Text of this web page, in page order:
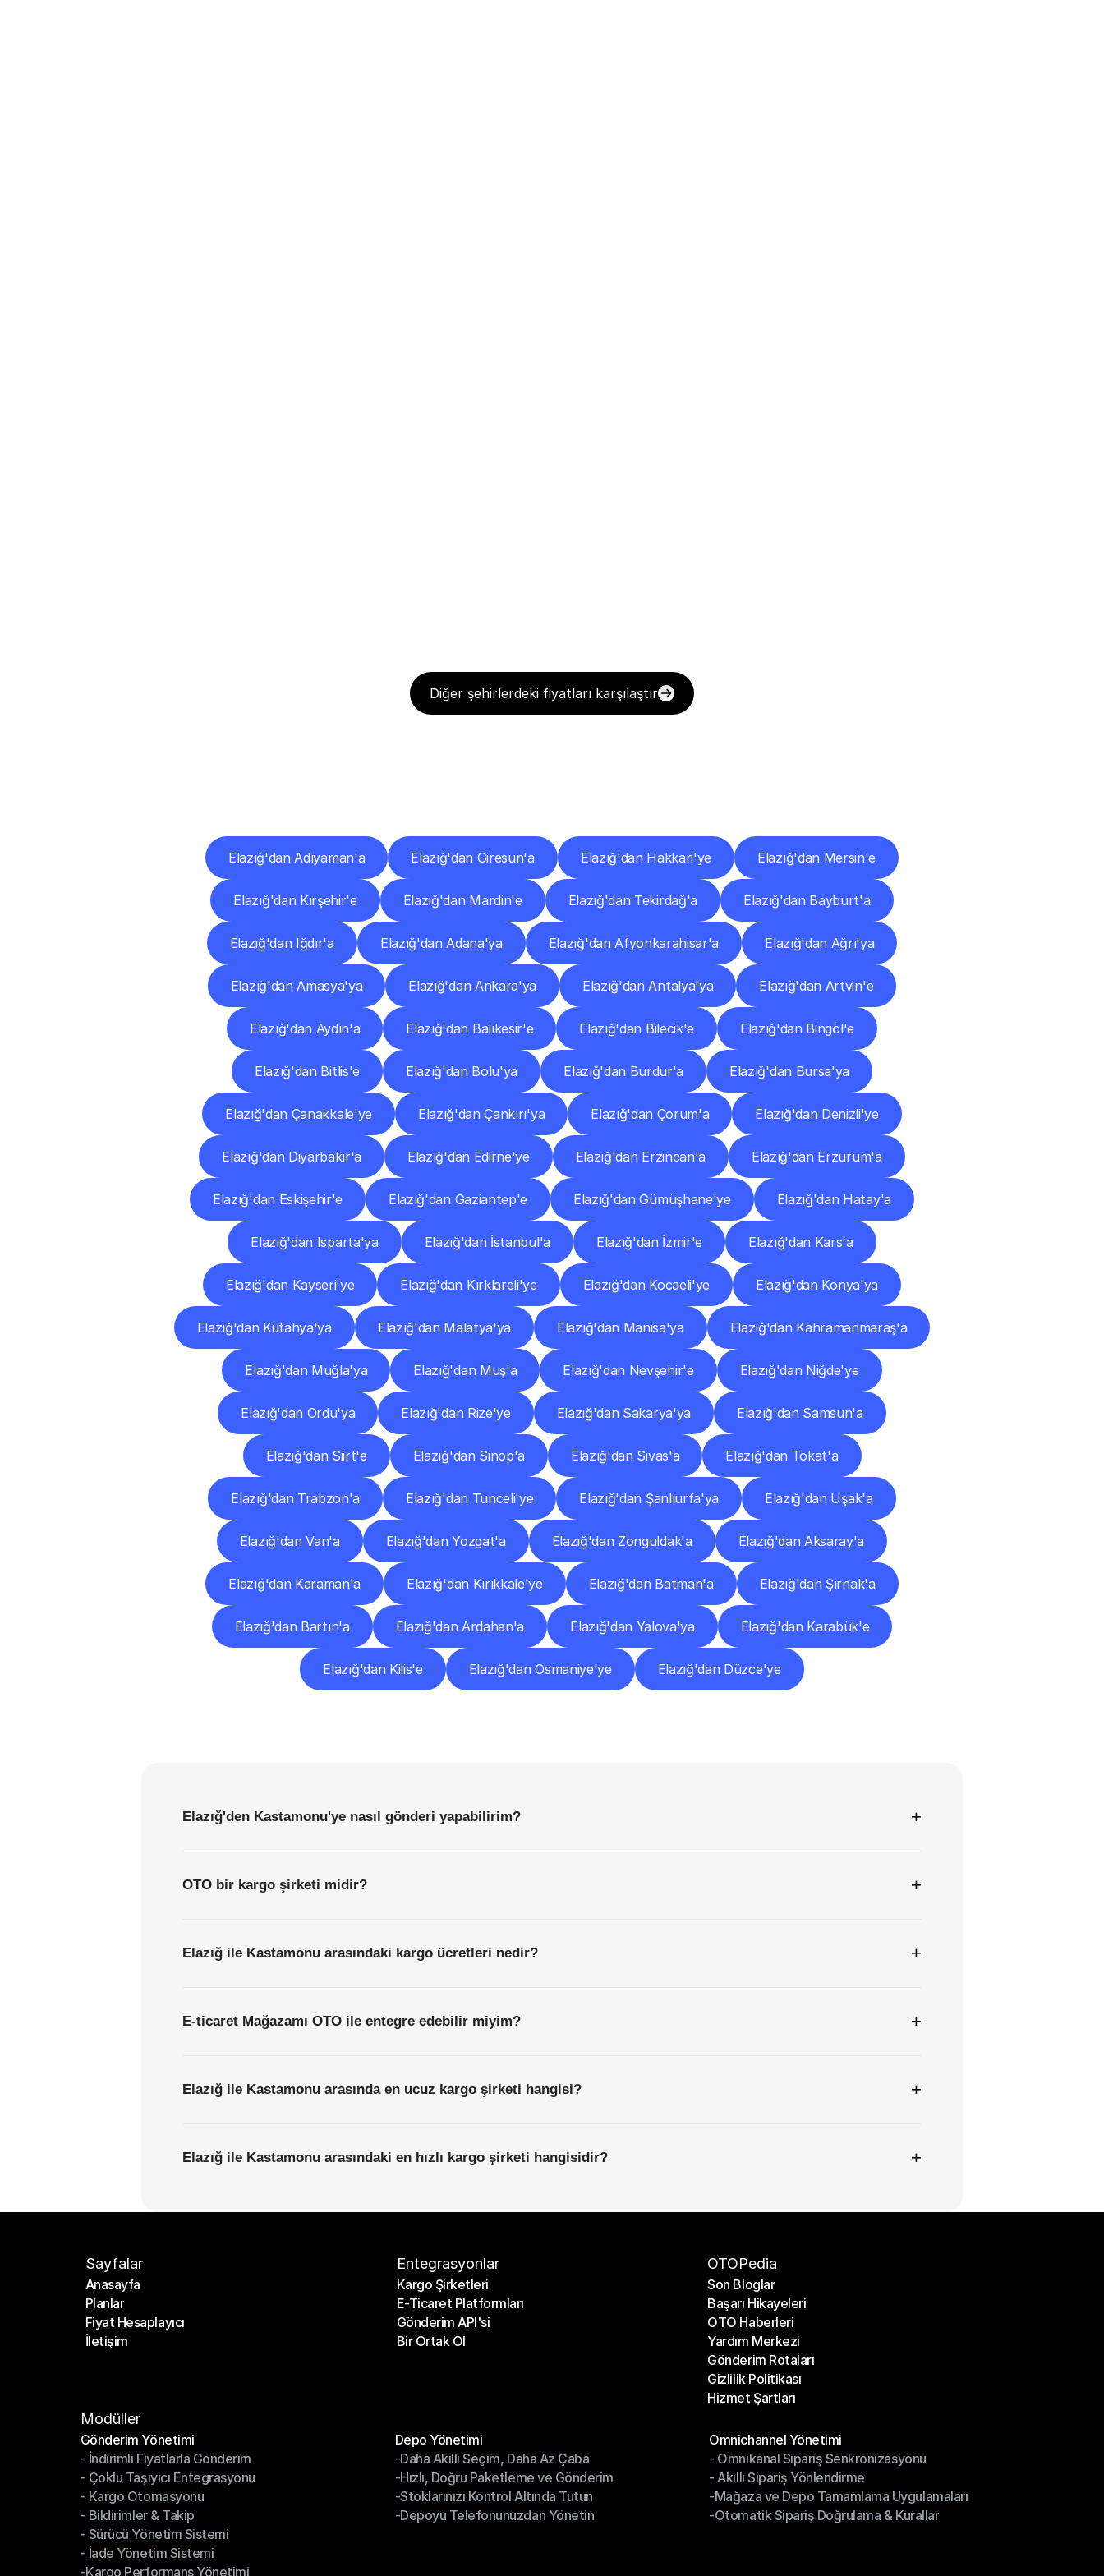
Diğer şehirlerdeki fiyatları karşılaştır
Elazığ'dan Adıyaman'a Elazığ'dan Giresun'a Elazığ'dan Hakkari'ye Elazığ'dan Mersin'e
Elazığ'dan Kırşehir'e Elazığ'dan Mardin'e Elazığ'dan Tekirdağ'a Elazığ'dan Bayburt'a
Elazığ'dan Iğdır'a Elazığ'dan Adana'ya Elazığ'dan Afyonkarahisar'a Elazığ'dan Ağrı'ya
Elazığ'dan Amasya'ya Elazığ'dan Ankara'ya Elazığ'dan Antalya'ya Elazığ'dan Artvin'e
Elazığ'dan Aydın'a Elazığ'dan Balıkesir'e Elazığ'dan Bilecik'e Elazığ'dan Bingöl'e
Elazığ'dan Bitlis'e Elazığ'dan Bolu'ya Elazığ'dan Burdur'a Elazığ'dan Bursa'ya
Elazığ'dan Çanakkale'ye Elazığ'dan Çankırı'ya Elazığ'dan Çorum'a Elazığ'dan Denizli'ye
Elazığ'dan Diyarbakır'a Elazığ'dan Edirne'ye Elazığ'dan Erzincan'a Elazığ'dan Erzurum'a
Elazığ'dan Eskişehir'e Elazığ'dan Gaziantep'e Elazığ'dan Gümüşhane'ye Elazığ'dan Hatay'a
Elazığ'dan Isparta'ya Elazığ'dan İstanbul'a Elazığ'dan İzmir'e Elazığ'dan Kars'a
Elazığ'dan Kayseri'ye Elazığ'dan Kırklareli'ye Elazığ'dan Kocaeli'ye Elazığ'dan Konya'ya
Elazığ'dan Kütahya'ya Elazığ'dan Malatya'ya Elazığ'dan Manisa'ya Elazığ'dan Kahramanmaraş'a
Elazığ'dan Muğla'ya Elazığ'dan Muş'a Elazığ'dan Nevşehir'e Elazığ'dan Niğde'ye
Elazığ'dan Ordu'ya Elazığ'dan Rize'ye Elazığ'dan Sakarya'ya Elazığ'dan Samsun'a
Elazığ'dan Siirt'e Elazığ'dan Sinop'a Elazığ'dan Sivas'a Elazığ'dan Tokat'a
Elazığ'dan Trabzon'a Elazığ'dan Tunceli'ye Elazığ'dan Şanlıurfa'ya Elazığ'dan Uşak'a
Elazığ'dan Van'a Elazığ'dan Yozgat'a Elazığ'dan Zonguldak'a Elazığ'dan Aksaray'a
Elazığ'dan Karaman'a Elazığ'dan Kırıkkale'ye Elazığ'dan Batman'a Elazığ'dan Şırnak'a
Elazığ'dan Bartın'a Elazığ'dan Ardahan'a Elazığ'dan Yalova'ya Elazığ'dan Karabük'e
Elazığ'dan Kilis'e Elazığ'dan Osmaniye'ye Elazığ'dan Düzce'ye
Elazığ'den Kastamonu'ye nasıl gönderi yapabilirim? +
OTO bir kargo şirketi midir? +
Elazığ ile Kastamonu arasındaki kargo ücretleri nedir? +
E-ticaret Mağazamı OTO ile entegre edebilir miyim? +
Elazığ ile Kastamonu arasında en ucuz kargo şirketi hangisi? +
Elazığ ile Kastamonu arasındaki en hızlı kargo şirketi hangisidir? +
Sayfalar
Anasayfa
Anasayfa
Planlar
Planlar
Fiyat Hesaplayıcı
Fiyat Hesaplayıcı
İletişim
Entegrasyonlar
Kargo Şirketleri
Kargo Şirketleri
E-Ticaret Platformları
E-Ticaret Platformları
Gönderim API'si
Gönderim API'si
Bir Ortak Ol
OTOPedia
Son Bloglar
Son Bloglar
Başarı Hikayeleri
Başarı Hikayeleri
OTO Haberleri
OTO Haberleri
Yardım Merkezi
Yardım Merkezi
Gönderim Rotaları
Gönderim Rotaları
Gizlilik Politikası
Gizlilik Politikası
Hizmet Şartları
Modüller
Gönderim Yönetimi
Gönderim Yönetimi
- İndirimli Fiyatlarla Gönderim
- İndirimli Fiyatlarla Gönderim
- Çoklu Taşıyıcı Entegrasyonu
- Çoklu Taşıyıcı Entegrasyonu
- Kargo Otomasyonu
- Kargo Otomasyonu
- Bildirimler & Takip
- Bildirimler & Takip
- Sürücü Yönetim Sistemi
- Sürücü Yönetim Sistemi
- İade Yönetim Sistemi
- İade Yönetim Sistemi
-Kargo Performans Yönetimi
Depo Yönetimi
Depo Yönetimi
-Daha Akıllı Seçim, Daha Az Çaba
-Daha Akıllı Seçim, Daha Az Çaba
-Hızlı, Doğru Paketleme ve Gönderim
-Hızlı, Doğru Paketleme ve Gönderim
-Stoklarınızı Kontrol Altında Tutun
-Stoklarınızı Kontrol Altında Tutun
-Depoyu Telefonunuzdan Yönetin
Omnichannel Yönetimi
Omnichannel Yönetimi
- Omnikanal Sipariş Senkronizasyonu
- Omnikanal Sipariş Senkronizasyonu
- Akıllı Sipariş Yönlendirme
- Akıllı Sipariş Yönlendirme
-Mağaza ve Depo Tamamlama Uygulamaları
-Mağaza ve Depo Tamamlama Uygulamaları
-Otomatik Sipariş Doğrulama & Kurallar